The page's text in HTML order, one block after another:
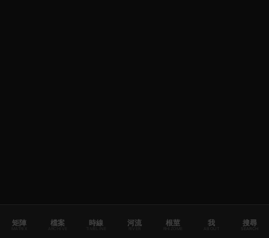
矩陣
MATRIX
檔案
ARCHIVE
時線 河流
RIVER
根莖 我 搜尋
SEARCH